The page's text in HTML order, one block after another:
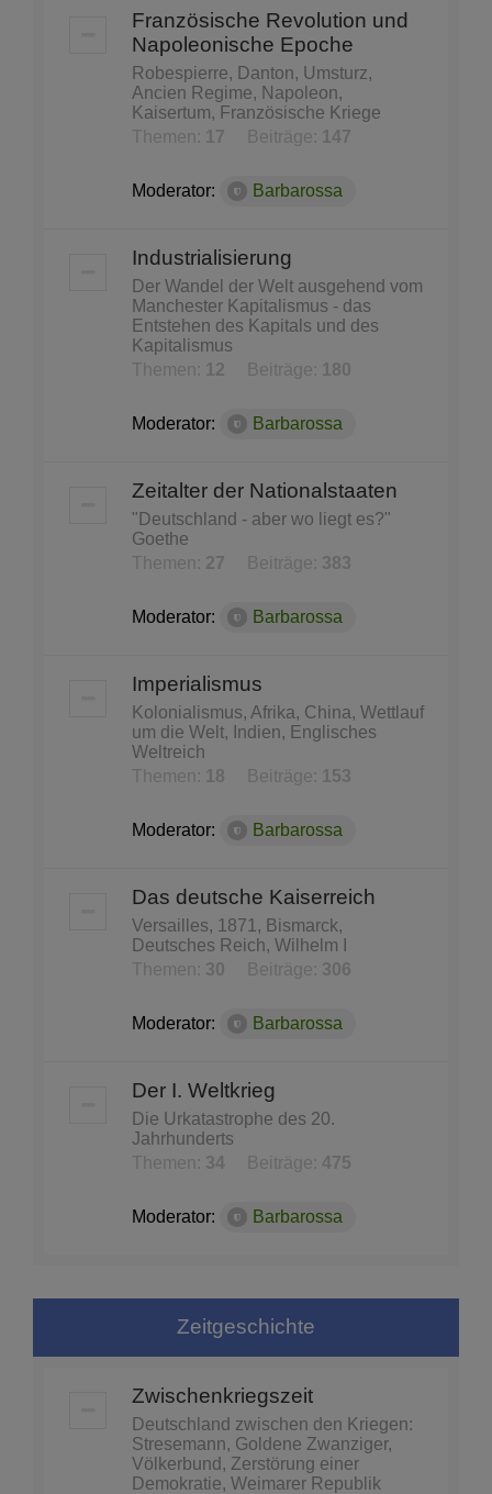
Französische Revolution und
Napoleonische Epoche
Robespierre, Danton, Umsturz,
Ancien Regime, Napoleon,
Kaisertum, Französische Kriege
Themen:
17 Beiträge: 147
Moderator: Barbarossa
Industrialisierung
Der Wandel der Welt ausgehend vom
Manchester Kapitalismus - das
Entstehen des Kapitals und des
Kapitalismus
Themen:
12 Beiträge: 180
Moderator: Barbarossa
Zeitalter der Nationalstaaten
"Deutschland - aber wo liegt es?"
Goethe
Themen: 27 Beiträge: 383
Moderator: Barbarossa
Imperialismus
Kolonialismus, Afrika, China, Wettlauf
um die Welt, Indien, Englisches
Weltreich
Themen:
18 Beiträge: 153
Moderator: Barbarossa
Das deutsche Kaiserreich
Versailles, 1871, Bismarck,
Deutsches Reich, Wilhelm I
Themen: 30 Beiträge: 306
Moderator: Barbarossa
Der I. Weltkrieg
Die Urkatastrophe des 20.
Jahrhunderts
Themen: 34 Beiträge: 475
Moderator: Barbarossa
Zeitgeschichte
Zwischenkriegszeit
Deutschland zwischen den Kriegen:
Stresemann, Goldene Zwanziger,
Völkerbund, Zerstörung einer
Demokratie, Weimarer Republik